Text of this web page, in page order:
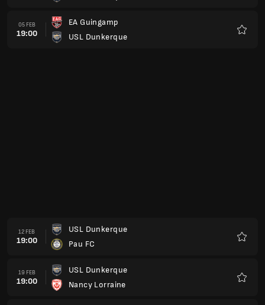
05 FEB
19:00
EA Guingamp
USL Dunkerque
12 FEB
19:00
USL Dunkerque
Pau FC
19 FEB
19:00
USL Dunkerque
Nancy Lorraine